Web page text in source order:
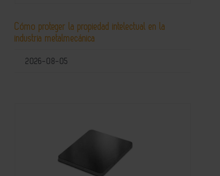
Cómo proteger la propiedad intelectual en la
industria metalmecánica
2026-08-05